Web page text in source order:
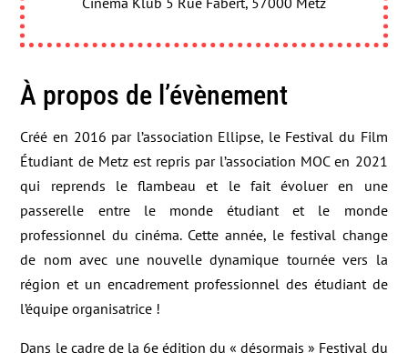
À propos de l’évènement
Créé en 2016 par l’association Ellipse, le Festival du Film
Étudiant de Metz est repris par l’association MOC en 2021
qui reprends le flambeau et le fait évoluer en une
passerelle entre le monde étudiant et le monde
professionnel du cinéma. Cette année, le festival change
de nomavec une nouvelle dynamique tournée vers la
région et un encadrement professionnel des étudiant de
l’équipe organisatrice !
Dans le cadre de la 6e édition du « désormais » Festival du